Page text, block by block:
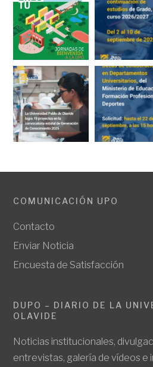
COMUNICACIÓN UPO
Contacto
Enviar Noticia
Encuesta de Satisfacción
DUPO – DIARIO DE LA
OLAVIDE
Noticias institucionales,
entrevistas, galería de vídeos e